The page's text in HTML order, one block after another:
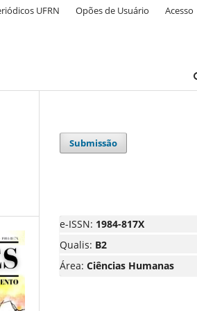
UFRN Opões de Usuário Acesso
Submissão
e-ISSN: 1984-817X
Qualis: B2
Área: Ciências Humanas